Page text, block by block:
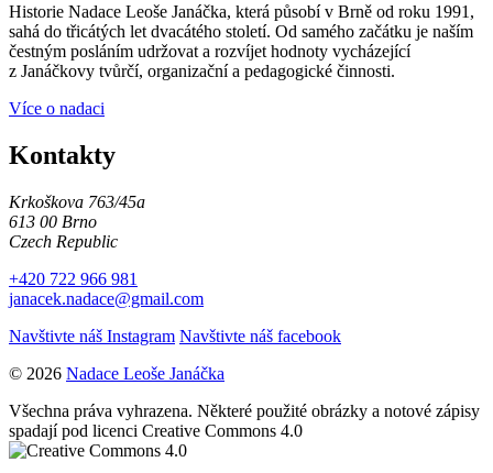
Historie Nadace Leoše Janáčka, která působí v Brně od roku 1991,
sahá do třicátých let dvacátého století. Od samého začátku je naším
čestným posláním udržovat a rozvíjet hodnoty vycházející
z Janáčkovy tvůrčí, organizační a pedagogické činnosti.
Více o nadaci
Kontakty
Krkoškova 763/45a
613 00 Brno
Czech Republic
+420 722 966 981
janacek.nadace@gmail.com
Navštivte náš Instagram Navštivte náš facebook
© 2026 Nadace Leoše Janáčka
Všechna práva vyhrazena. Některé použité obrázky a notové zápisy
spadají pod licenci Creative Commons 4.0